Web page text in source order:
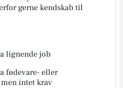
gerne kendskab til
lignende job
fødevare- eller
intet krav